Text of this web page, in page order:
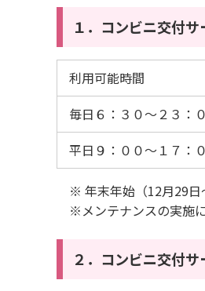
１．コンビニ交付
利用可能時間
毎日６：３０〜２３：
平日９：００〜１７：
※ 年末年始（12月29日
※メンテナンスの実施
２．コンビニ交付